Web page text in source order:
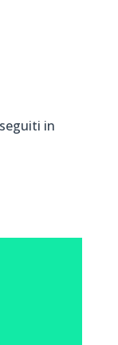
in